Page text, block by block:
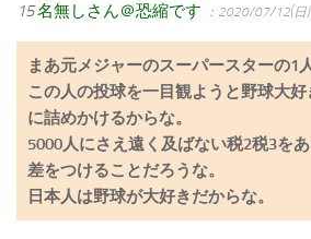
15名無しさん＠恐縮です ：2020/07/12(日
まあ元メジャーのスーパースターの1
この人の投球を一目観ようと野球大
に詰めかけるからな。
5000人にさえ遠く及ばない税2税3を
差をつけることだろうな。
日本人は野球が大好きだからな。